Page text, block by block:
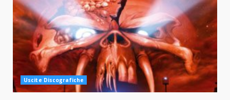
Uscite Discografiche